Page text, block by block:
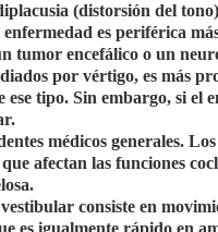
(distorsión del
es periférica
tumor encefálico o un
por vértigo, es más
ese tipo. Sin embargo, si el
médicos generales.
afectan las funciones
consiste en
es igualmente rápido en